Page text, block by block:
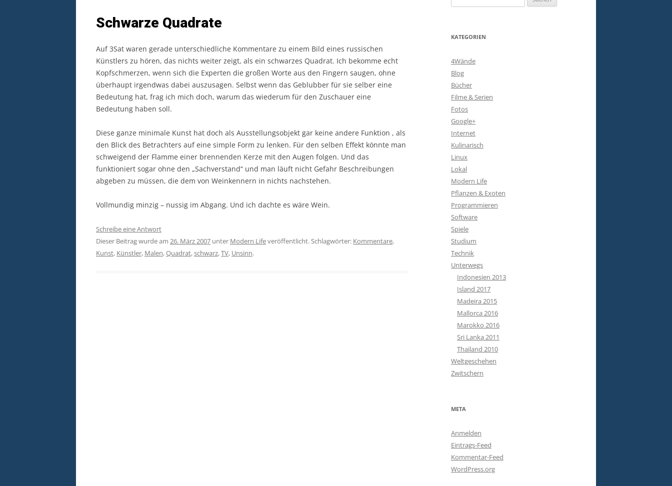
Schwarze Quadrate
Auf 3Sat waren gerade unterschiedliche Kommentare zu einem Bild eines russischen
Künstlers zu hören, das nichts weiter zeigt, als ein schwarzes Quadrat. Ich bekomme echt
Kopfschmerzen, wenn sich die Experten die großen Worte aus den Fingern saugen, ohne
überhaupt irgendwas dabei auszusagen. Selbst wenn das Geblubber für sie selber eine
Bedeutung hat, frag ich mich doch, warum das wiederum für den Zuschauer eine
Bedeutung haben soll.
Diese ganze minimale Kunst hat doch als Ausstellungsobjekt gar keine andere Funktion , als
den Blick des Betrachters auf eine simple Form zu lenken. Für den selben Effekt könnte man
schweigend der Flamme einer brennenden Kerze mit den Augen folgen. Und das
funktioniert sogar ohne den „Sachverstand“ und man läuft nicht Gefahr Beschreibungen
abgeben zu müssen, die dem von Weinkennern in nichts nachstehen.
Vollmundig minzig – nussig im Abgang. Und ich dachte es wäre Wein.
Schreibe eine Antwort
Dieser Beitrag wurde am 26. März 2007 unter Modern Lifeveröffentlicht. Schlagwörter: Kommentare,
Kunst, Künstler, Malen,Quadrat,schwarz,TV, Unsinn.
nach:
KATEGORIEN
4Wände
Blog
Bücher
Filme & Serien
Fotos
Google+
Internet
Kulinarisch
Linux
Lokal
Modern Life
Pflanzen & Exoten
Programmieren
Software
Spiele
Studium
Technik
Unterwegs
Indonesien 2013
Island 2017
Madeira 2015
Mallorca 2016
Marokko 2016
Sri Lanka 2011
Thailand 2010
Weltgeschehen
Zwitschern
META
Anmelden
Eintrags-Feed
Kommentar-Feed
WordPress.org